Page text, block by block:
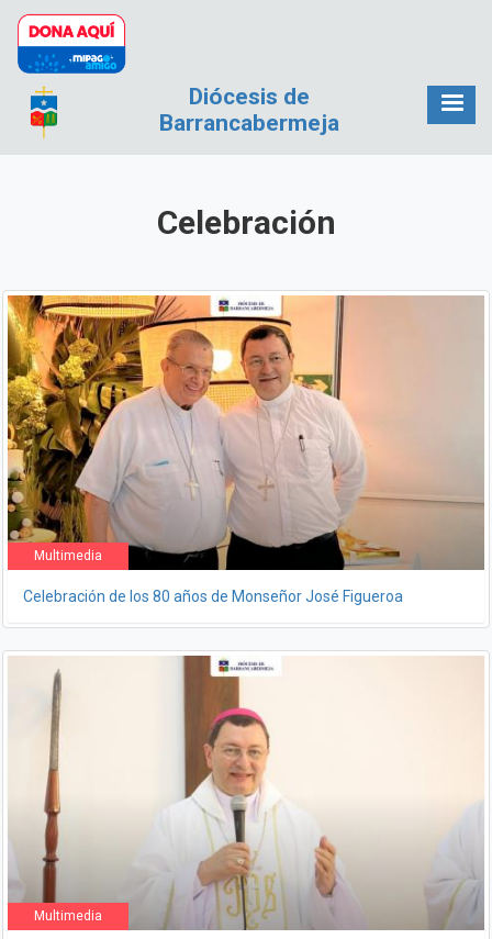
Pasar al contenido principal
Diócesis de
Barrancabermeja
Celebración
Multimedia
Celebración de los 80 años de Monseñor José Figueroa
Multimedia